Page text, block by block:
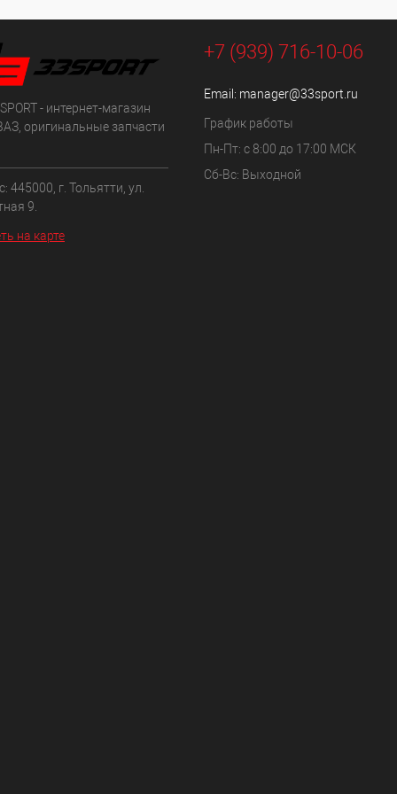
- интернет-магазин
оригинальные запчасти
445000, г. Тольятти, ул.
9.
на карте
+7 (939) 716-10-06
Email: manager@33sport.ru
График работы
Пн-Пт: с 8:00 до 17:00 МСК
Сб-Вс: Выходной